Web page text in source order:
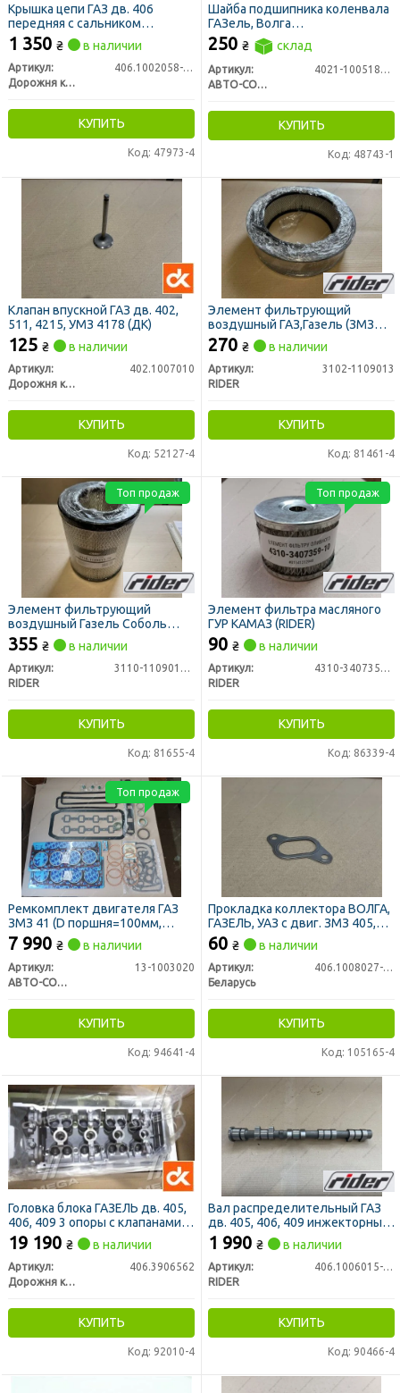
Крышка цепи ГАЗ дв. 406
передняя с сальником
ПРЕМИУМ (ДК)
1 350 ₴ в наличии
Артикул:
406.1002058-10
Дорожня карта
КУПИТЬ
Код: 47973-4
Шайба подшипника коленвала
ГАЗель, Волга
(передняя+задняя)
250 ₴ склад
Артикул:
4021-1005183/84
АВТО-СОЮЗ 88
КУПИТЬ
Код: 48743-1
Клапан впускной ГАЗ дв. 402,
511, 4215, УМЗ 4178 (ДК)
125 ₴ в наличии
Артикул:
402.1007010
Дорожня карта
КУПИТЬ
Код: 52127-4
Элемент фильтрующий
воздушный ГАЗ,Газель (ЗМЗ
402,406),УМЗ 4215 (RIDER)
270 ₴ в наличии
Артикул:
3102-1109013
RIDER
КУПИТЬ
Код: 81461-4
Элемент фильтрующий
воздушный Газель Соболь
(ЗМЗ 405) (RIDER)
355 ₴ в наличии
Артикул:
3110-1109013-77
RIDER
КУПИТЬ
Код: 81655-4
Топ продаж
Элемент фильтра масляного
ГУР КАМАЗ (RIDER)
90 ₴ в наличии
Артикул:
4310-3407359-10
RIDER
КУПИТЬ
Код: 86339-4
Топ продаж
Ремкомплект двигателя ГАЗ
ЗМЗ 41 (D поршня=100мм,
полный к-кт)
7 990 ₴ в наличии
Артикул:
13-1003020
АВТО-СОЮЗ 88
КУПИТЬ
Код: 94641-4
Топ продаж
Прокладка коллектора ВОЛГА,
ГАЗЕЛЬ, УАЗ с двиг. ЗМЗ 405,
406, 409 (пр-во БЦМ)
60 ₴ в наличии
Артикул:
406.1008027-01
Беларусь
КУПИТЬ
Код: 105165-4
Головка блока ГАЗЕЛЬ дв. 405,
406, 409 3 опоры с клапанами в
сб. (ДК)
19 190 ₴ в наличии
Артикул:
406.3906562
Дорожня карта
КУПИТЬ
Код: 92010-4
Вал распределительный ГАЗ
дв. 405, 406, 409 инжекторный
(распредвал) (RIDER)
1 990 ₴ в наличии
Артикул:
406.1006015-10
RIDER
КУПИТЬ
Код: 90466-4